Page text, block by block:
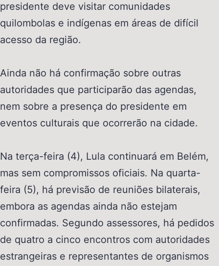
presidente deve visitar comunidades
quilombolas e indígenas em áreas de difícil
acesso da região.
Ainda não há confirmação sobre outras
autoridades que participarão das agendas,
nem sobre a presença do presidente em
eventos culturais que ocorrerão na cidade.
Na terça-feira (4), Lula continuará em Belém,
mas sem compromissos oficiais. Na quarta-
feira (5), há previsão de reuniões bilaterais,
embora as agendas ainda não estejam
confirmadas. Segundo assessores, há pedidos
de quatro a cinco encontros com autoridades
estrangeiras e representantes de organismos